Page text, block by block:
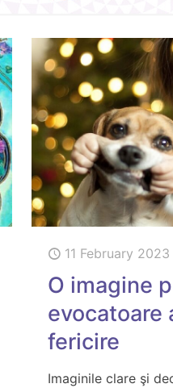
11 February 2023
O imagine
evocatoare
fericire
Imaginile clare şi